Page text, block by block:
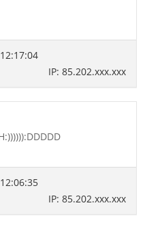
IP: 85.202.xxx.xxx
IP: 85.202.xxx.xxx